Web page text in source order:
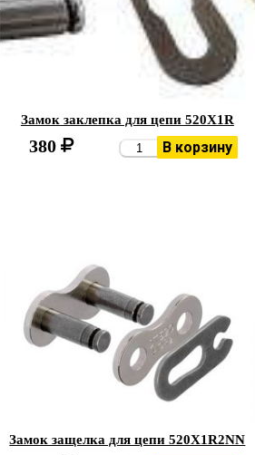
Замок заклепка для цепи 520X1R
380 В корзину
Замок защелка для цепи 520X1R2NN